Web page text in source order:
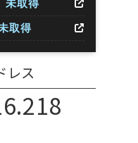
取得
レス